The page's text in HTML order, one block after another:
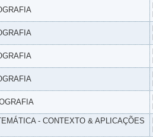
- CONTEXTO & APLICAÇÕES